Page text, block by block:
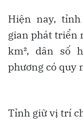
Hiện nay,
gian phát triển
km², dân số
phương có quy
Tỉnh giữ vị trí